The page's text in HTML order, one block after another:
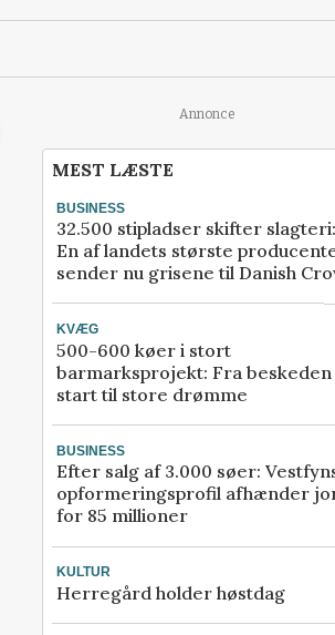
Annonce
MEST LÆSTE
BUSINESS
32.500 stipladser skifter slagteri:
En af landets største
sender nu grisene til Danish
KVÆG
500-600 køer i stort
barmarksprojekt: Fra beskeden
start til store drømme
BUSINESS
Efter salg af 3.000 søer:
opformeringsprofil afhænder
for 85 millioner
KULTUR
Herregård holder høstdag